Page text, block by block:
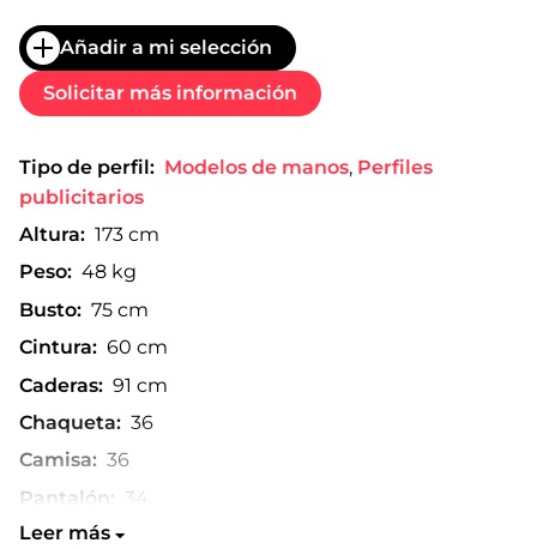
Añadir a mi selección
Solicitar más información
Tipo de perfil: Modelos de manos, Perfiles
publicitarios
Altura: 173 cm
Peso: 48 kg
Busto: 75 cm
Cintura: 60 cm
Caderas: 91 cm
Chaqueta: 36
Camisa: 36
Pantalón: 34
Talla de zapato:
Leer más